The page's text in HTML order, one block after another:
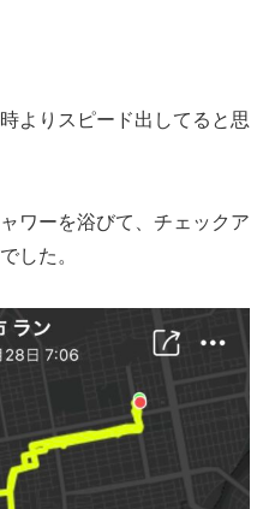
よりスピード出してると思
ワーを浴びて、チェックア
した。